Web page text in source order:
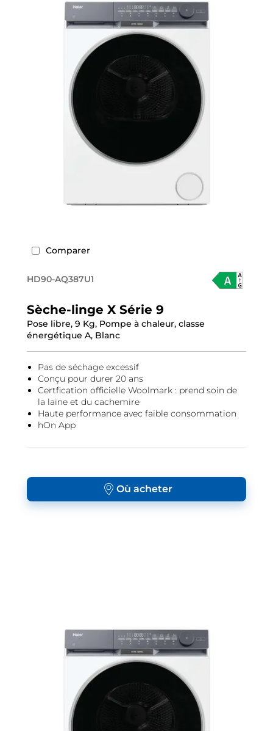
Comparer
HD90-AQ387U1
Sèche-linge X Série 9
Pose libre, 9 Kg, Pompe à chaleur, classe
énergétique A, Blanc
Pas de séchage excessif
Conçu pour durer 20 ans
Certfication officielle Woolmark : prend soin de
la laine et du cachemire
Haute performance avec faible consommation
hOn App
Où acheter